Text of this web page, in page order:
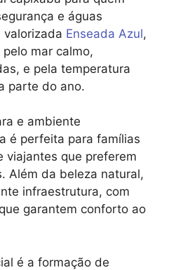
e águas
valorizada Enseada Azul,
mar calmo,
e pela temperatura
parte do ano.
e ambiente
é perfeita para famílias
viajantes que preferem
Além da beleza natural,
infraestrutura, com
garantem conforto ao
é a formação de